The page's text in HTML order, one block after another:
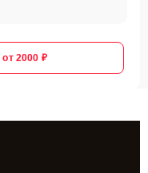
от 2000 ₽